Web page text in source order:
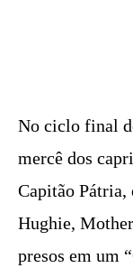
No ciclo final
mercê dos
Capitão Pátria,
Hughie,
presos em um